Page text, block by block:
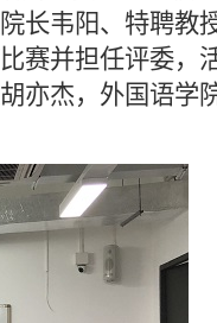
长韦阳、特聘教
赛并担任评委，
亦杰，外国语学